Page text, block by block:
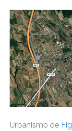
Urbanismo de